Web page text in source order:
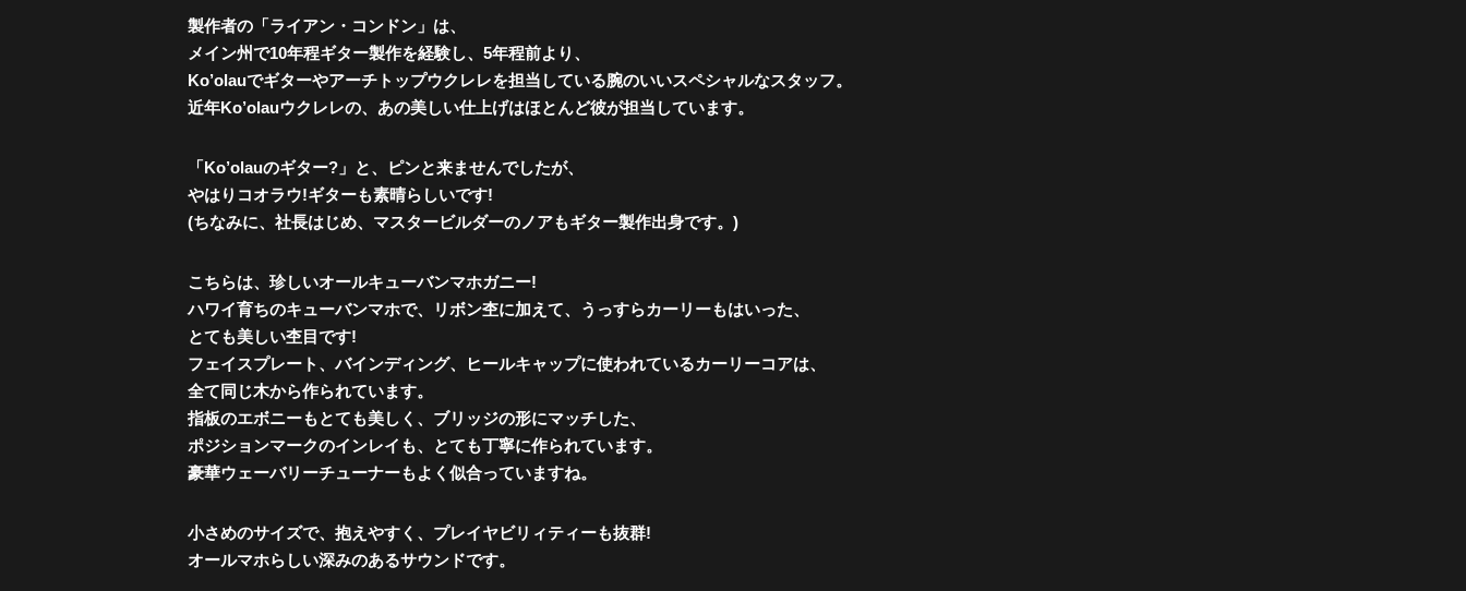
製作者の「ライアン・コンドン」は、
メイン州で10年程ギター製作を経験し、5年程前より、
Ko’olauでギターやアーチトップウクレレを担当している腕のいいスペシャルなスタッフ。
近年Ko’olauウクレレの、あの美しい仕上げはほとんど彼が担当しています。
「Ko’olauのギター?」と、ピンと来ませんでしたが、
やはりコオラウ!ギターも素晴らしいです!
(ちなみに、社長はじめ、マスタービルダーのノアもギター製作出身です。)
こちらは、珍しいオールキューバンマホガニー!
ハワイ育ちのキューバンマホで、リボン杢に加えて、うっすらカーリーもはいった、
とても美しい杢目です!
フェイスプレート、バインディング、ヒールキャップに使われているカーリーコアは、
全て同じ木から作られています。
指板のエボニーもとても美しく、ブリッジの形にマッチした、
ポジションマークのインレイも、とても丁寧に作られています。
豪華ウェーバリーチューナーもよく似合っていますね。
小さめのサイズで、抱えやすく、プレイヤビリィティーも抜群!
オールマホらしい深みのあるサウンドです。